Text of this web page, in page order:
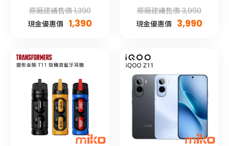
原廠建議售價 1,390
現金優惠價 1,390
耳機
原廠建議售價 3,990
現金優惠價 3,990